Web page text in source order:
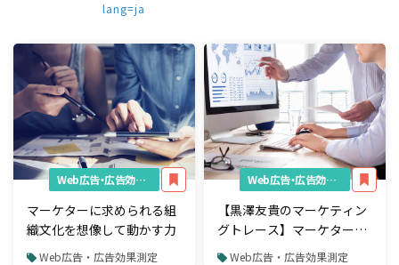
lang=ja
Web広告・広告効果測定
マーケターに求められる組
織文化を想像して動かす力
Web広告・広告効果測定
Web広告・広告効果測定
【黒澤友貴のマーケティン
グトレース】マーケターが
鍛えたいKPI・KGIと向き合
Web広告・広告効果測定